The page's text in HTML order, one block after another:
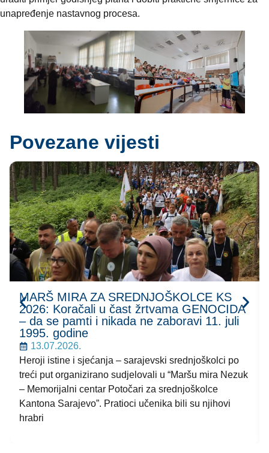
unapređenje nastavnog procesa.
Povezane vijesti
MARŠ MIRA ZA SREDNJOŠKOLCE KS
2026: Koračali u čast žrtvama GENOCIDA
– da se pamti i nikada ne zaboravi 11. juli
1995. godine
13.07.2026.
Heroji istine i sjećanja – sarajevski srednjoškolci po
treći put organizirano sudjelovali u “Maršu mira Nezuk
– Memorijalni centar Potočari za srednjoškolce
Kantona Sarajevo”. Pratioci učenika bili su njihovi
hrabri